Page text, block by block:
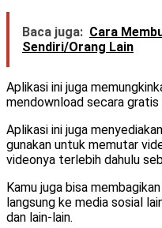
Baca juga: Cara
Sendiri/Orang Lain
Aplikasi ini juga
mendownload secara gratis
Aplikasi ini juga
gunakan untuk memutar
videonya terlebih dahulu
Kamu juga bisa
langsung ke media sosial
dan lain-lain.